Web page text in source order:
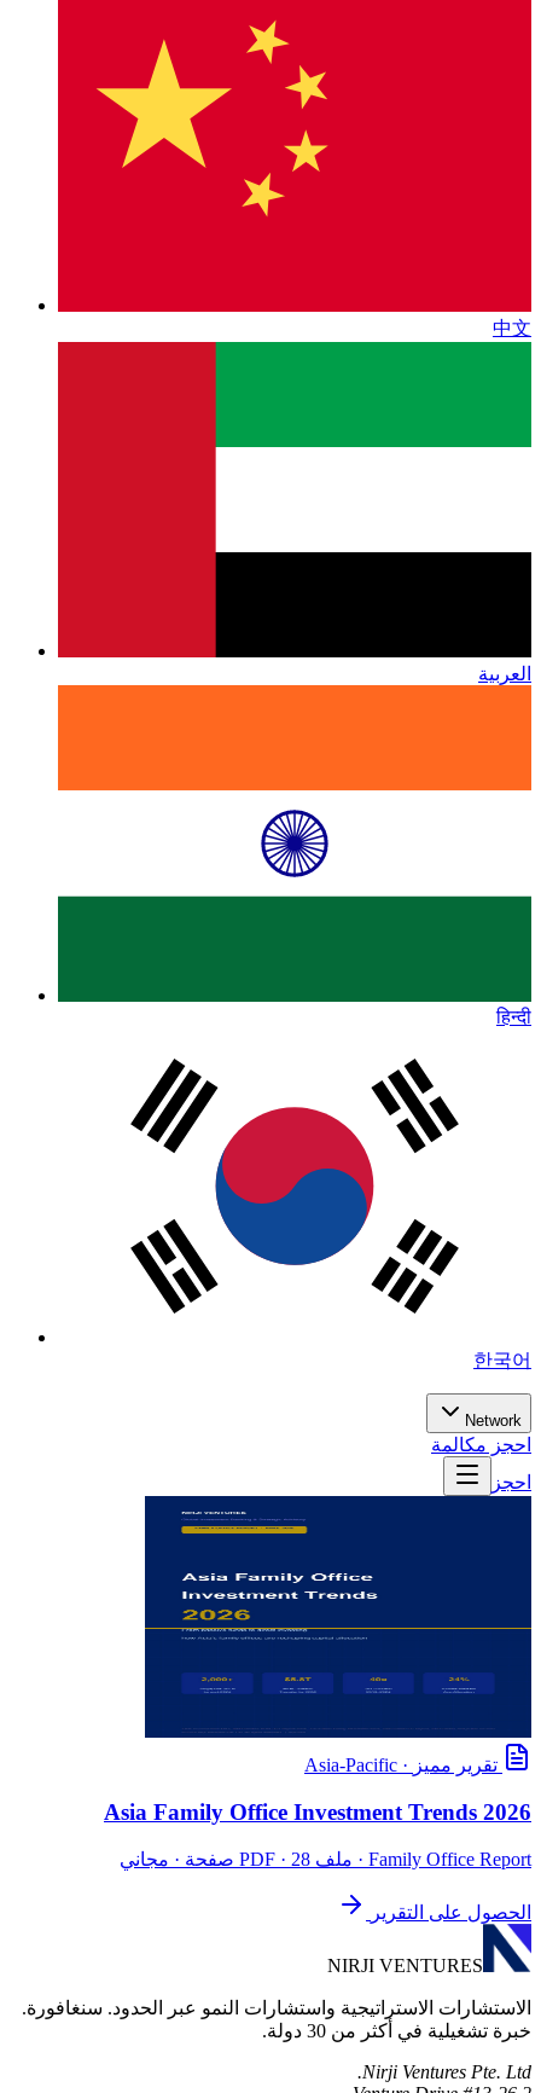
中文
العربية
हिन्दी
한국어
Network
احجز مكالمة
احجز
تقرير مميز ·
Asia-Pacific
Asia Family Office Investment Trends 2026
Family Office Report · ملف PDF · 28 صفحة · مجاني
الحصول على التقرير
NIRJI VENTURES
الاستشارات الاستراتيجية واستشارات النمو عبر الحدود. سنغافورة.
خبرة تشغيلية في أكثر من 30 دولة.
Nirji Ventures Pte. Ltd.